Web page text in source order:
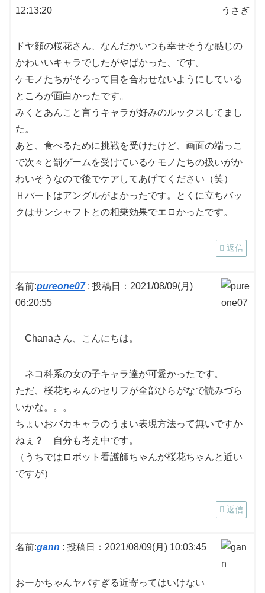
12:13:20
ドヤ顔の桜花さん、なんだかいつも幸せそうな感じの
かわいいキャラでしたがやばかった、です。
ケモノたちがそろって目を合わせないようにしている
ところが面白かったです。
みくとあんこと言うキャラが好みのルックスしてまし
た。
あと、食べるために挑戦を受けたけど、画面の端っこ
で次々と罰ゲームを受けているケモノたちの扱いがか
わいそうなので後でケアしてあげてください（笑）
Ｈパートはアングルがよかったです。とくに立ちバッ
クはサンシャフトとの相乗効果でエロかったです。
返信
名前:pureone07: 投稿日：2021/08/09(月)
06:20:55
Chanaさん、こんにちは。
ネコ科系の女の子キャラ達が可愛かったです。
ただ、桜花ちゃんのセリフが全部ひらがなで読みづら
いかな。。。
ちょいおバカキャラのうまい表現方法って無いですか
ねぇ？ 自分も考え中です。
（うちではロボット看護師ちゃんが桜花ちゃんと近い
ですが）
返信
名前:gann : 投稿日：2021/08/09(月) 10:03:45
おーかちゃんヤバすぎる近寄ってはいけない